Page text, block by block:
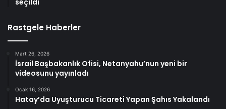
Rastgele Haberler
Mart 26, 2026
İsrail Başbakanlık Ofisi, Netanyahu’nun yeni bir
videosunu yayınladı
Ocak 16, 2026
Hatay’da Uyuşturucu Ticareti Yapan Şahıs Yakalandı